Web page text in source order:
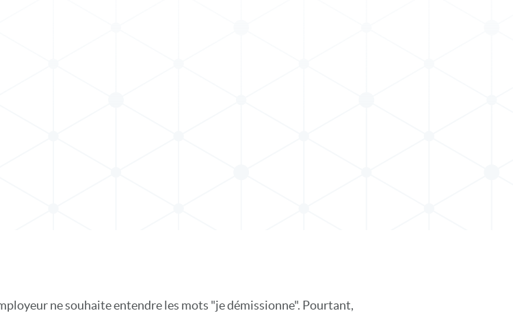
ne souhaite entendre les mots "je démissionne". Pourtant,